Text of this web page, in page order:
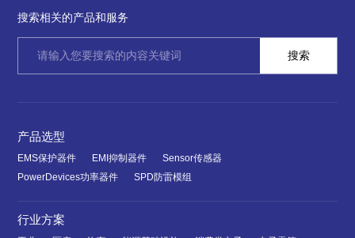
搜索相关的产品和服务
产品选型
EMS保护器件 EMI抑制器件
Sensor传感器
PowerDevices功率器件
SPD防雷模组
行业方案